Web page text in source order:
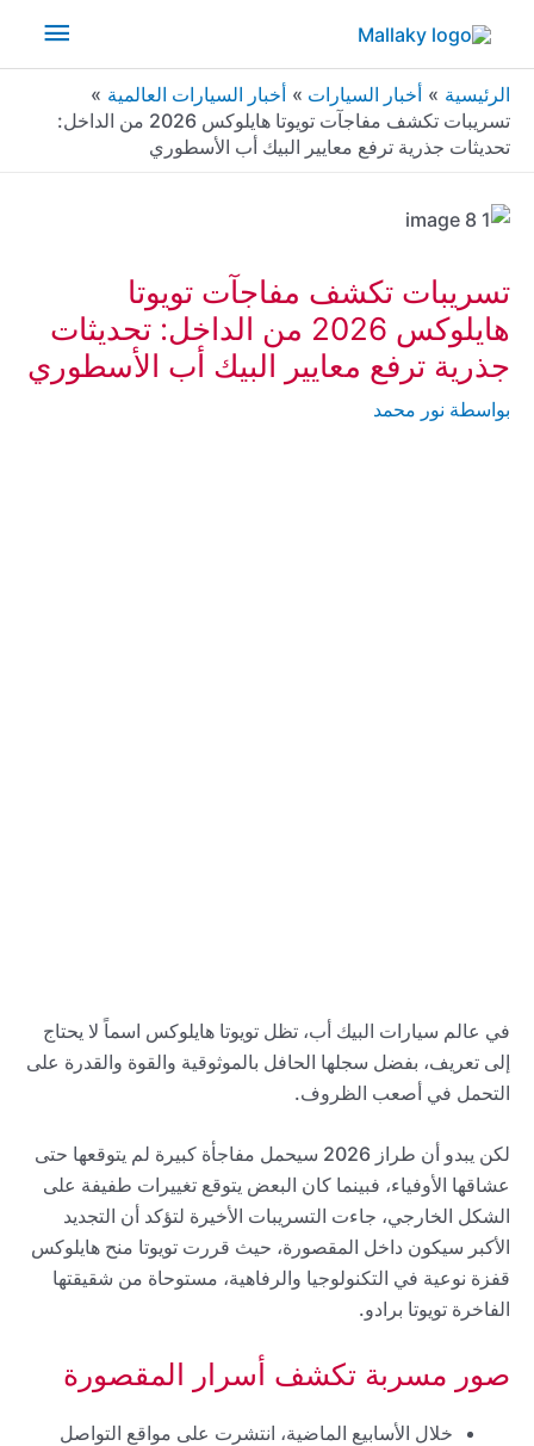
المحتوى
الرئيسية أخبار السيارات
أخبار السيارات العالمية
تسريبات تكشف مفاجآت تويوتا هايلوكس 2026 من الداخل:
تحديثات جذرية ترفع معايير البيك أب الأسطوري
تسريبات تكشف مفاجآت تويوتا
هايلوكس 2026 من الداخل: تحديثات
جذرية ترفع معايير البيك أب الأسطوري
بواسطة نور محمد
في عالم سيارات البيك أب، تظل تويوتا هايلوكس اسماً لا يحتاج
إلى تعريف، بفضل سجلها الحافل بالموثوقية والقوة والقدرة على
التحمل في أصعب الظروف.
لكن يبدو أن طراز 2026 سيحمل مفاجأة كبيرة لم يتوقعها حتى
عشاقها الأوفياء، فبينما كان البعض يتوقع تغييرات طفيفة على
الشكل الخارجي، جاءت التسريبات الأخيرة لتؤكد أن التجديد
الأكبر سيكون داخل المقصورة، حيث قررت تويوتا منح هايلوكس
قفزة نوعية في التكنولوجيا والرفاهية، مستوحاة من شقيقتها
الفاخرة تويوتا برادو.
صور مسربة تكشف أسرار المقصورة
خلال الأسابيع الماضية، انتشرت على مواقع التواصل